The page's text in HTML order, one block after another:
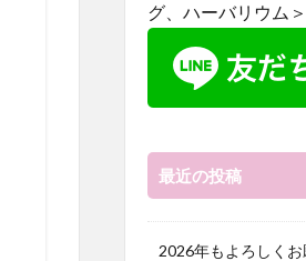
グ、ハーバリウム＞
最近の投稿
2026年もよろしく